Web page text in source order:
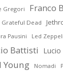
Gregori Franco
Grateful Dead
Pausini Led
Battisti Lucio
Young Nomadi